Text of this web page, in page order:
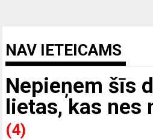
NAV IETEICAMS
Nepieņem šīs
lietas, kas nes
(4)